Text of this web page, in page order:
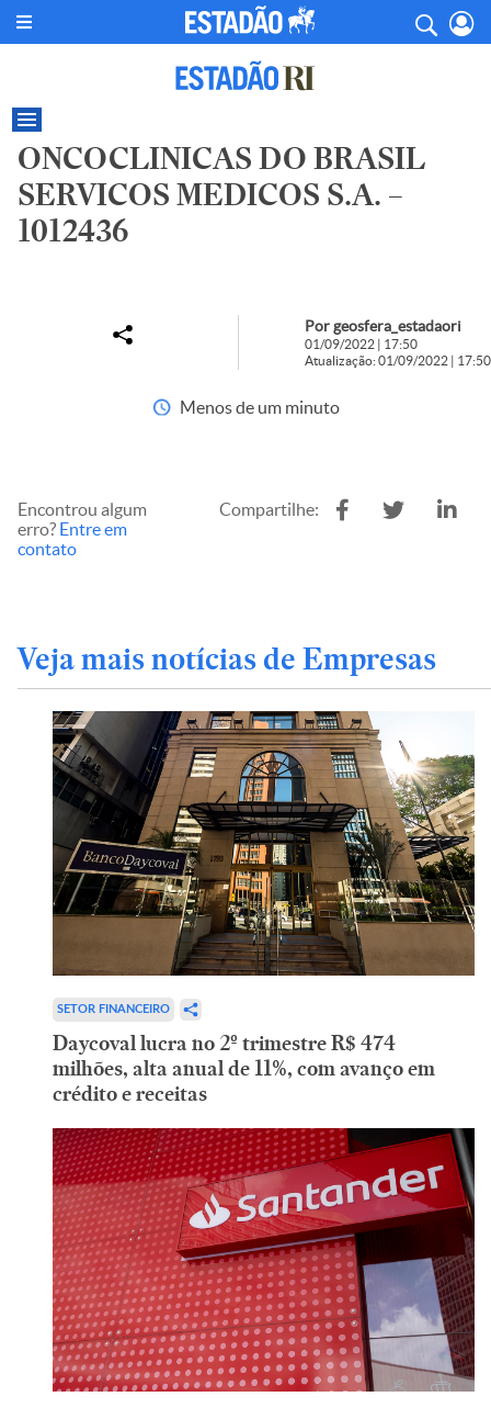
ONCOCLINICAS DO BRASIL
SERVICOS MEDICOS S.A. –
1012436
Por geosfera_estadaori
01/09/2022 | 17:50
Atualização: 01/09/2022 | 17:50
Menos de um minuto
Encontrou algum
erro? Entre em
contato
Compartilhe:
Veja mais notícias de Empresas
SETOR FINANCEIRO
Daycoval lucra no 2º trimestre R$ 474
milhões, alta anual de 11%, com avanço em
crédito e receitas